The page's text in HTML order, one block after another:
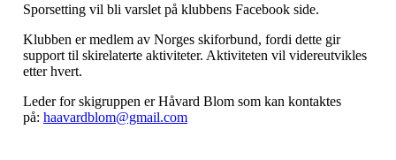
Sporsetting vil bli varslet på klubbens Facebook side.
Klubben er medlem av Norges skiforbund, fordi dette gir
support til skirelaterte aktiviteter. Aktiviteten vil videreutvikles
etter hvert.
Leder for skigruppen er Håvard Blom som kan kontaktes
på: haavardblom@gmail.com